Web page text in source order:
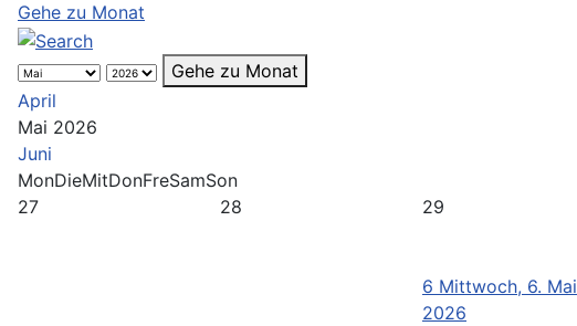
Gehe zu Monat
Gehe zu Monat
April
Mai 2026
Juni
MonDieMitDonFreSamSon
27
28 29
6 Mittwoch, 6. Mai
2026